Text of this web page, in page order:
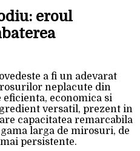
eroul
a fi un adevarat
neplacute din
economica si
versatil, prezent in
capacitatea remarcabila
gama larga de mirosuri, de
persistente.